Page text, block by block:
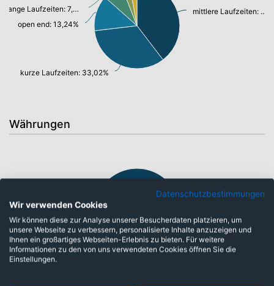
mittlere Laufzeiten: 39,03%
kurze Laufzeiten: 33,02%
open end: 13,24%
lange Laufzeiten: 7,40%
Währungen
Datenschutzbestimmungen
Wir verwenden Cookies
Wir können diese zur Analyse unserer Besucherdaten platzieren, um
unsere Webseite zu verbessern, personalisierte Inhalte anzuzeigen und
Ihnen ein großartiges Webseiten-Erlebnis zu bieten. Für weitere
Informationen zu den von uns verwendeten Cookies öffnen Sie die
Einstellungen.